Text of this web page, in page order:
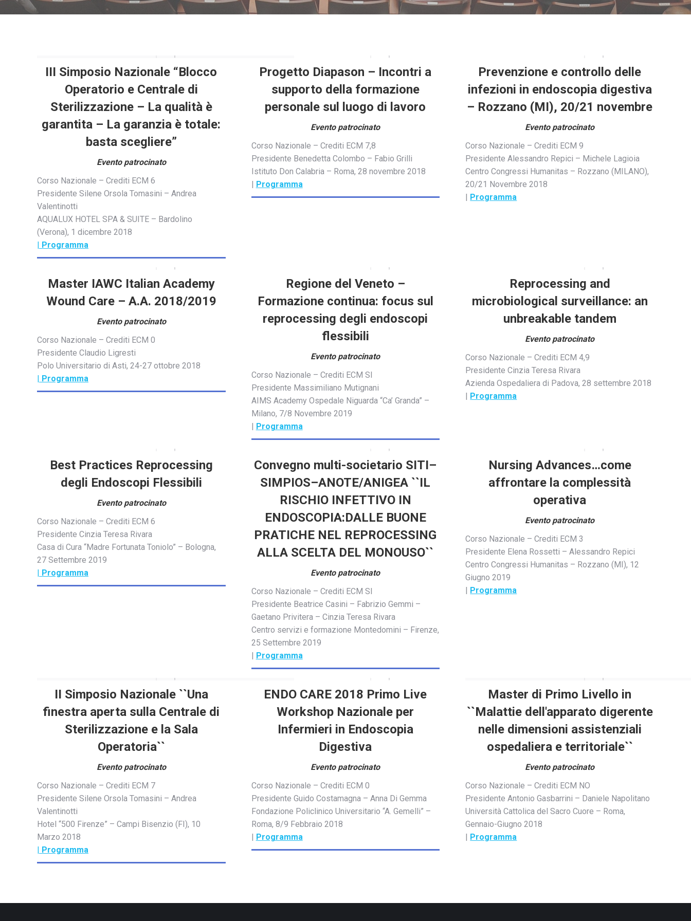
III Simposio Nazionale “Blocco
Operatorio e Centrale di
Sterilizzazione – La qualità è
garantita – La garanzia è totale:
basta scegliere”
Evento patrocinato
Corso Nazionale – Crediti ECM 6
Presidente Silene Orsola Tomasini – Andrea
Valentinotti
AQUALUX HOTEL SPA & SUITE – Bardolino
(Verona), 1 dicembre 2018
| Programma
Progetto Diapason – Incontri a
supporto della formazione
personale sul luogo di lavoro
Evento patrocinato
Corso Nazionale – Crediti ECM 7,8
Presidente Benedetta Colombo – Fabio Grilli
Istituto Don Calabria – Roma, 28 novembre 2018
| Programma
Prevenzione e controllo delle
infezioni in endoscopia digestiva
– Rozzano (MI), 20/21 novembre
Evento patrocinato
Corso Nazionale – Crediti ECM 9
Presidente Alessandro Repici – Michele Lagioia
Centro Congressi Humanitas – Rozzano (MILANO),
20/21 Novembre 2018
| Programma
Master IAWC Italian Academy
Wound Care – A.A. 2018/2019
Evento patrocinato
Corso Nazionale – Crediti ECM 0
Presidente Claudio Ligresti
Polo Universitario di Asti, 24-27 ottobre 2018
| Programma
Regione del Veneto –
Formazione continua: focus sul
reprocessing degli endoscopi
flessibili
Evento patrocinato
Corso Nazionale – Crediti ECM SI
Presidente Massimiliano Mutignani
AIMS Academy Ospedale Niguarda “Ca’ Granda” –
Milano, 7/8 Novembre 2019
| Programma
Reprocessing and
microbiological surveillance: an
unbreakable tandem
Evento patrocinato
Corso Nazionale – Crediti ECM 4,9
Presidente Cinzia Teresa Rivara
Azienda Ospedaliera di Padova, 28 settembre 2018
| Programma
Best Practices Reprocessing
degli Endoscopi Flessibili
Evento patrocinato
Corso Nazionale – Crediti ECM 6
Presidente Cinzia Teresa Rivara
Casa di Cura “Madre Fortunata Toniolo” – Bologna,
27 Settembre 2019
| Programma
Convegno multi-societario SITI–
SIMPIOS–ANOTE/ANIGEA ``IL
RISCHIO INFETTIVO IN
ENDOSCOPIA:DALLE BUONE
PRATICHE NEL REPROCESSING
ALLA SCELTA DEL MONOUSO``
Evento patrocinato
Corso Nazionale – Crediti ECM SI
Presidente Beatrice Casini – Fabrizio Gemmi –
Gaetano Privitera – Cinzia Teresa Rivara
Centro servizi e formazione Montedomini – Firenze,
25 Settembre 2019
| Programma
Nursing Advances…come
affrontare la complessità
operativa
Evento patrocinato
Corso Nazionale – Crediti ECM 3
Presidente Elena Rossetti – Alessandro Repici
Centro Congressi Humanitas – Rozzano (MI), 12
Giugno 2019
| Programma
II Simposio Nazionale ``Una
finestra aperta sulla Centrale di
Sterilizzazione e la Sala
Operatoria``
Evento patrocinato
Corso Nazionale – Crediti ECM 7
Presidente Silene Orsola Tomasini – Andrea
Valentinotti
Hotel “500 Firenze” – Campi Bisenzio (FI), 10
Marzo 2018
| Programma
ENDO CARE 2018 Primo Live
Workshop Nazionale per
Infermieri in Endoscopia
Digestiva
Evento patrocinato
Corso Nazionale – Crediti ECM 0
Presidente Guido Costamagna – Anna Di Gemma
Fondazione Policlinico Universitario “A. Gemelli” –
Roma, 8/9 Febbraio 2018
| Programma
Master di Primo Livello in
``Malattie dell'apparato digerente
nelle dimensioni assistenziali
ospedaliera e territoriale``
Evento patrocinato
Corso Nazionale – Crediti ECM NO
Presidente Antonio Gasbarrini – Daniele Napolitano
Università Cattolica del Sacro Cuore – Roma,
Gennaio-Giugno 2018
| Programma